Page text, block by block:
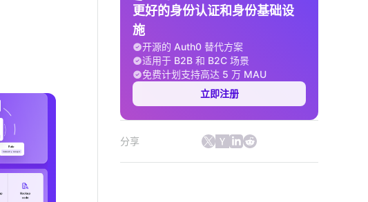
更好的身份认证和身份基础设
施
开源的 Auth0 替代方案
适用于 B2B 和 B2C 场景
免费计划支持高达 5 万 MAU
立即注册
分享